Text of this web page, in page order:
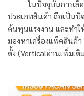
ในปัจจุบันการเลือก
ประเภทสินค้า ถือเป็นปั
ต้นทุนแรงงาน และทำใ
มองหาเครื่องแพ็คสินค้า
ตั้ง (Verticalอ่านเพิ่มเติม